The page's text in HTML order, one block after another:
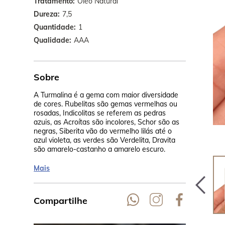
Dureza 7,5
Quantidade 1
Qualidade AAA
Sobre
A Turmalina é a gema com maior diversidade
de cores. Rubelitas são gemas vermelhas ou
rosadas, Indicolitas se referem as pedras
azuis, as Acroítas são incolores, Schor são as
negras, Siberita vão do vermelho lilás até o
azul violeta, as verdes são Verdelita, Dravita
são amarelo-castanho a amarelo escuro.
As jazidas
Brasil, Sri
também
Índia,
Mais
Compartilhe